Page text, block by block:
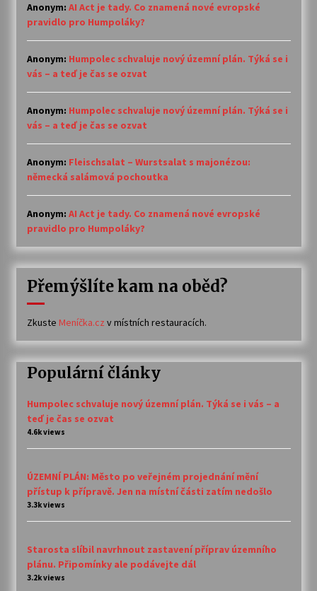
Anonym: AI Act je tady. Co znamená nové evropské
pravidlo pro Humpoláky?
Anonym: Humpolec schvaluje nový územní plán. Týká se i
vás – a teď je čas se ozvat
Anonym: Humpolec schvaluje nový územní plán. Týká se i
vás – a teď je čas se ozvat
Anonym: Fleischsalat – Wurstsalat s majonézou:
německá salámová pochoutka
Anonym: AI Act je tady. Co znamená nové evropské
pravidlo pro Humpoláky?
Přemýšlíte kam na oběd?
Zkuste Meníčka.cz v místních restauracích.
Populární články
Humpolec schvaluje nový územní plán. Týká se i vás – a
teď je čas se ozvat
4.6k views
ÚZEMNÍ PLÁN: Město po veřejném projednání mění
přístup k přípravě. Jen na místní části zatím nedošlo
3.3k views
Starosta slíbil navrhnout zastavení příprav územního
plánu. Připomínky ale podávejte dál
3.2k views